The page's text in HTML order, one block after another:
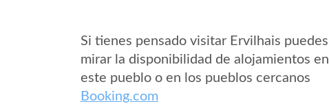
Si tienes pensado visitar Ervilhais puedes
mirar la disponibilidad de alojamientos en
este pueblo o en los pueblos cercanos
Booking.com